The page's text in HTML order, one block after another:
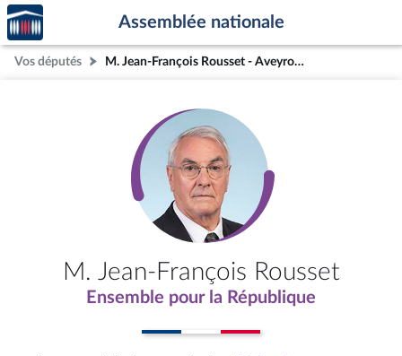
Aller au contenu
Aller en bas de la page
Accèder
à la
page
d'accueil
Assemblée nationale
Vos députés M. Jean-François Rousset - Aveyron (3e circonscription)
M. Jean-François Rousset
Ensemble pour la République